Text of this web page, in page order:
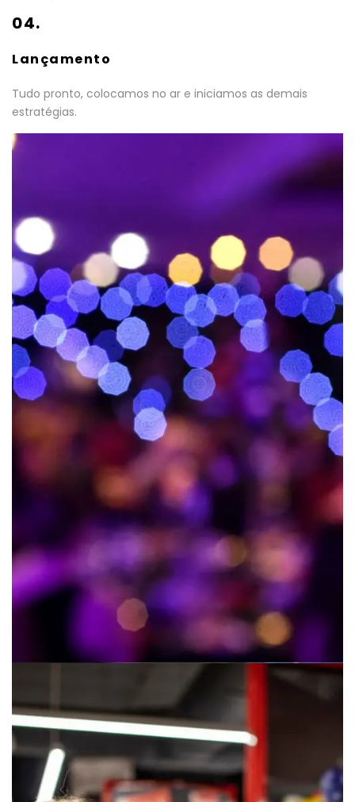
04.
Lançamento
Tudo pronto, colocamos no ar e iniciamos as demais
estratégias.